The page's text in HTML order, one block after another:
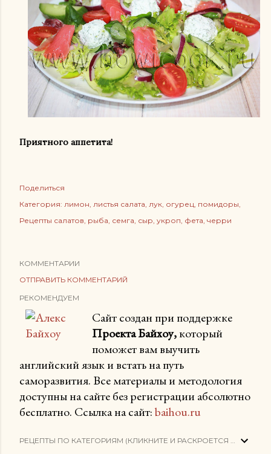
Приятного аппетита!
Поделиться
Категория: лимон листья салата лук огурец помидоры
Рецепты салатов рыба семга сыр укроп фета черри
КОММЕНТАРИИ
ОТПРАВИТЬ КОММЕНТАРИЙ
РЕКОМЕНДУЕМ
Сайт создан при поддержке
Проекта Байхоу,который
поможет вам выучить
английский язык и встать на путь
саморазвития. Все материалы и методология
доступны на сайте без регистрации абсолютно
бесплатно. Ссылка на сайт:baihou.ru
РЕЦЕПТЫ ПО КАТЕГОРИЯМ (КЛИКНИТЕ И РАСКРОЕТСЯ СПИСОК)